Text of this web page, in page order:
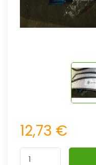
12,73 €